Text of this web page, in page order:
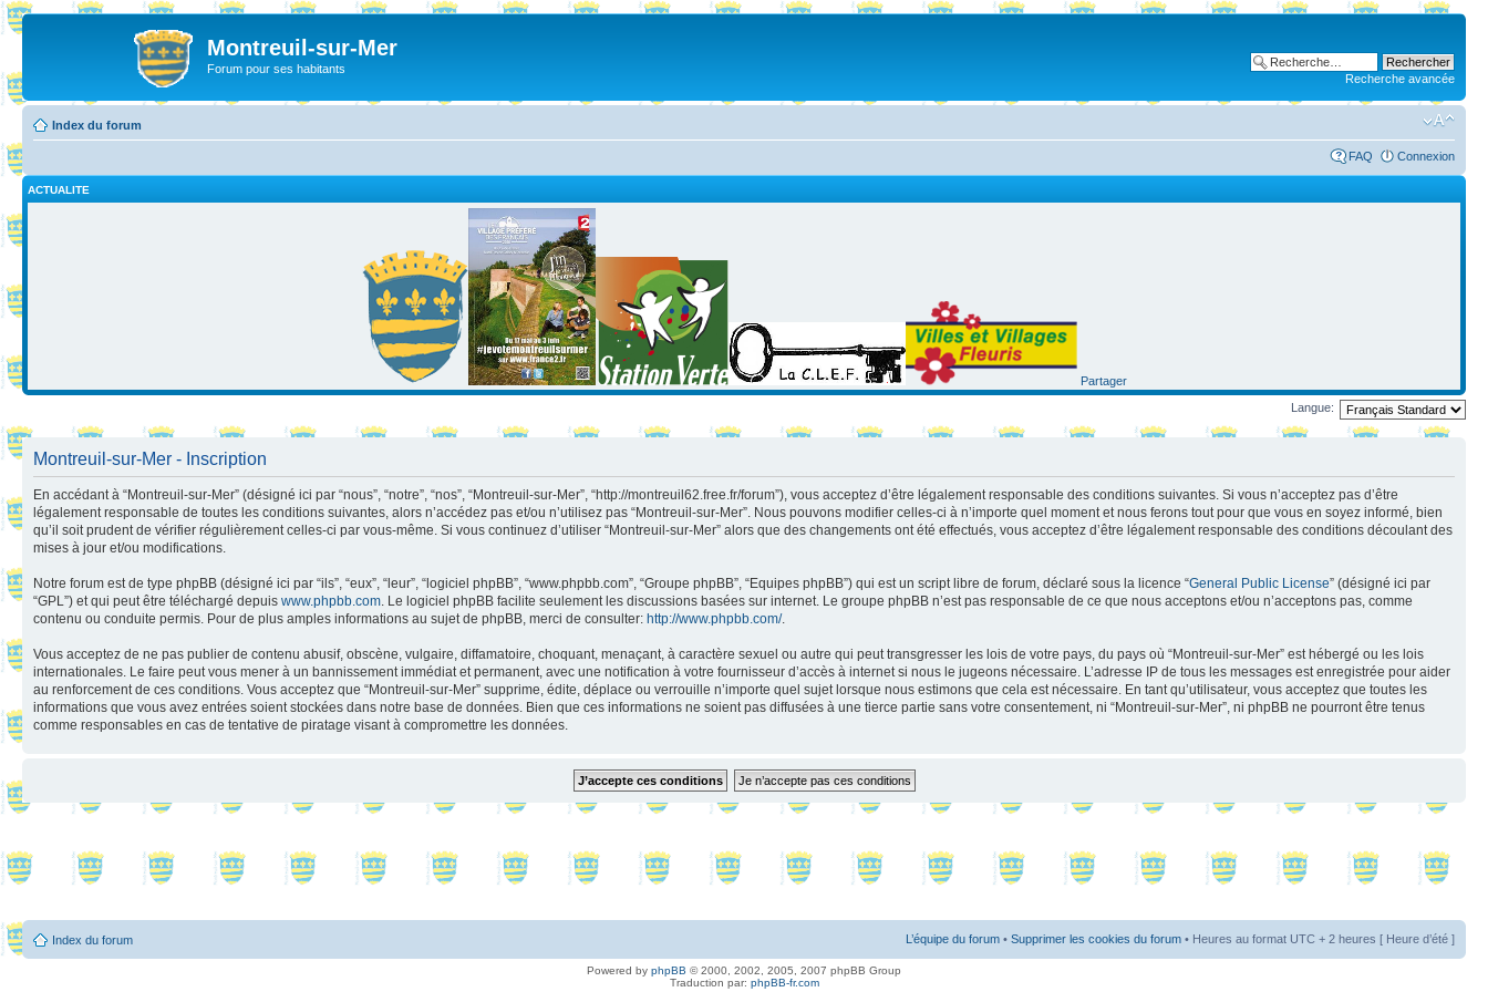
Montreuil-sur-Mer
Forum pour ses habitants
Recherche avancée
Index du forum
FAQ Connexion
ACTUALITE
Partager
Langue:
Montreuil-sur-Mer - Inscription
En accédant à “Montreuil-sur-Mer” (désigné ici par “nous”, “notre”, “nos”, “Montreuil-sur-Mer”, “http://montreuil62.free.fr/forum”), vous acceptez d’être légalement responsable des conditions suivantes. Si vous n’acceptez pas d’être
légalement responsable de toutes les conditions suivantes, alors n’accédez pas et/ou n’utilisez pas “Montreuil-sur-Mer”. Nous pouvons modifier celles-ci à n’importe quel moment et nous ferons tout pour que vous en soyez informé, bien
qu’il soit prudent de vérifier régulièrement celles-ci par vous-même. Si vous continuez d’utiliser “Montreuil-sur-Mer” alors que des changements ont été effectués, vous acceptez d’être légalement responsable des conditions découlant des
mises à jour et/ou modifications.
Notre forum est de type phpBB (désigné ici par “ils”, “eux”, “leur”, “logiciel phpBB”, “www.phpbb.com”, “Groupe phpBB”, “Equipes phpBB”) qui est un script libre de forum, déclaré sous la licence “General Public License” (désigné ici par
“GPL”) et qui peut être téléchargé depuis www.phpbb.com. Le logiciel phpBB facilite seulement les discussions basées sur internet. Le groupe phpBB n’est pas responsable de ce que nous acceptons et/ou n’acceptons pas, comme
contenu ou conduite permis. Pour de plus amples informations au sujet de phpBB, merci de consulter: http://www.phpbb.com/.
Vous acceptez de ne pas publier de contenu abusif, obscène, vulgaire, diffamatoire, choquant, menaçant, à caractère sexuel ou autre qui peut transgresser les lois de votre pays, du pays où “Montreuil-sur-Mer” est hébergé ou les lois
internationales. Le faire peut vous mener à un bannissement immédiat et permanent, avec une notification à votre fournisseur d’accès à internet si nous le jugeons nécessaire. L’adresse IP de tous les messages est enregistrée pour aider
au renforcement de ces conditions. Vous acceptez que “Montreuil-sur-Mer” supprime, édite, déplace ou verrouille n’importe quel sujet lorsque nous estimons que cela est nécessaire. En tant qu’utilisateur, vous acceptez que toutes les
informations que vous avez entrées soient stockées dans notre base de données. Bien que ces informations ne soient pas diffusées à une tierce partie sans votre consentement, ni “Montreuil-sur-Mer”, ni phpBB ne pourront être tenus
comme responsables en cas de tentative de piratage visant à compromettre les données.
Index du forum L’équipe du forum • Supprimer les cookies du forum • Heures au format UTC + 2 heures [ Heure d’été ]
Powered by phpBB © 2000, 2002, 2005, 2007 phpBB Group
Traduction par: phpBB-fr.com